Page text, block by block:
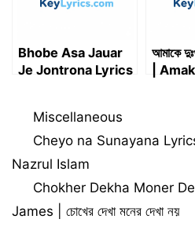
Bhobe Asa Jauar
Je Jontrona Lyrics
আমাকে
|
Categories
Miscellaneous
Cheyo na Sunayana Lyrics
Nazrul Islam
Chokher Dekha Moner
James | চোখের দেখা মনের দেখা নয়